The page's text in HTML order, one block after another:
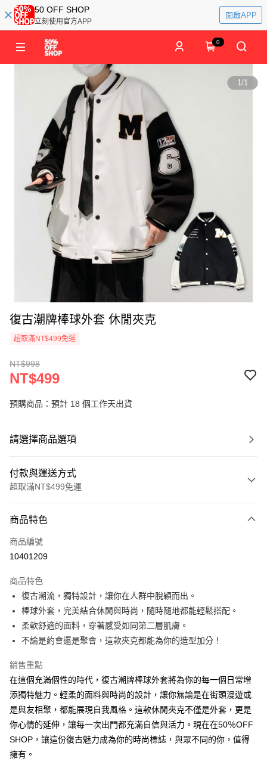
50 OFF SHOP
立刻使用官方APP
開啟APP
0
1/1
復古潮牌棒球外套 休閒夾克
超取滿NT$499免運
NT$998
NT$499
預購商品：預計 18 個工作天出貨
請選擇商品選項
付款與運送方式
超取滿NT$499免運
信用卡一次付款
超商取貨付款
Apple Pay
街口支付
悠遊付
Google Pay
全盈+PAY
【大哥付你分期使用說明】
1.本服務由台灣大哥大提供，台灣大哥大用戶可立即使用無須另外申請。
2.付款方式選擇「大哥付你分期」，訂單成立後會自動跳轉到大哥付的交易
AFTEE先享後付
相關說明
商品特色
商品編號
10401209
商品特色
復古潮流，獨特設計，讓你在人群中脫穎而出。
棒球外套，完美結合休閒與時尚，隨時隨地都能輕鬆搭配。
柔軟舒適的面料，穿著感受如同第二層肌膚。
不論是約會還是聚會，這款夾克都能為你的造型加分！
銷售重點
在這個充滿個性的時代，復古潮牌棒球外套將為你的每一個日常增
添獨特魅力。輕柔的面料與時尚的設計，讓你無論是在街頭漫遊或
是與友相聚，都能展現自我風格。這款休閒夾克不僅是外套，更是
你心情的延伸，讓每一次出門都充滿自信與活力。現在在50％OFF
SHOP，讓這份復古魅力成為你的時尚標誌，與眾不同的你，值得
擁有。